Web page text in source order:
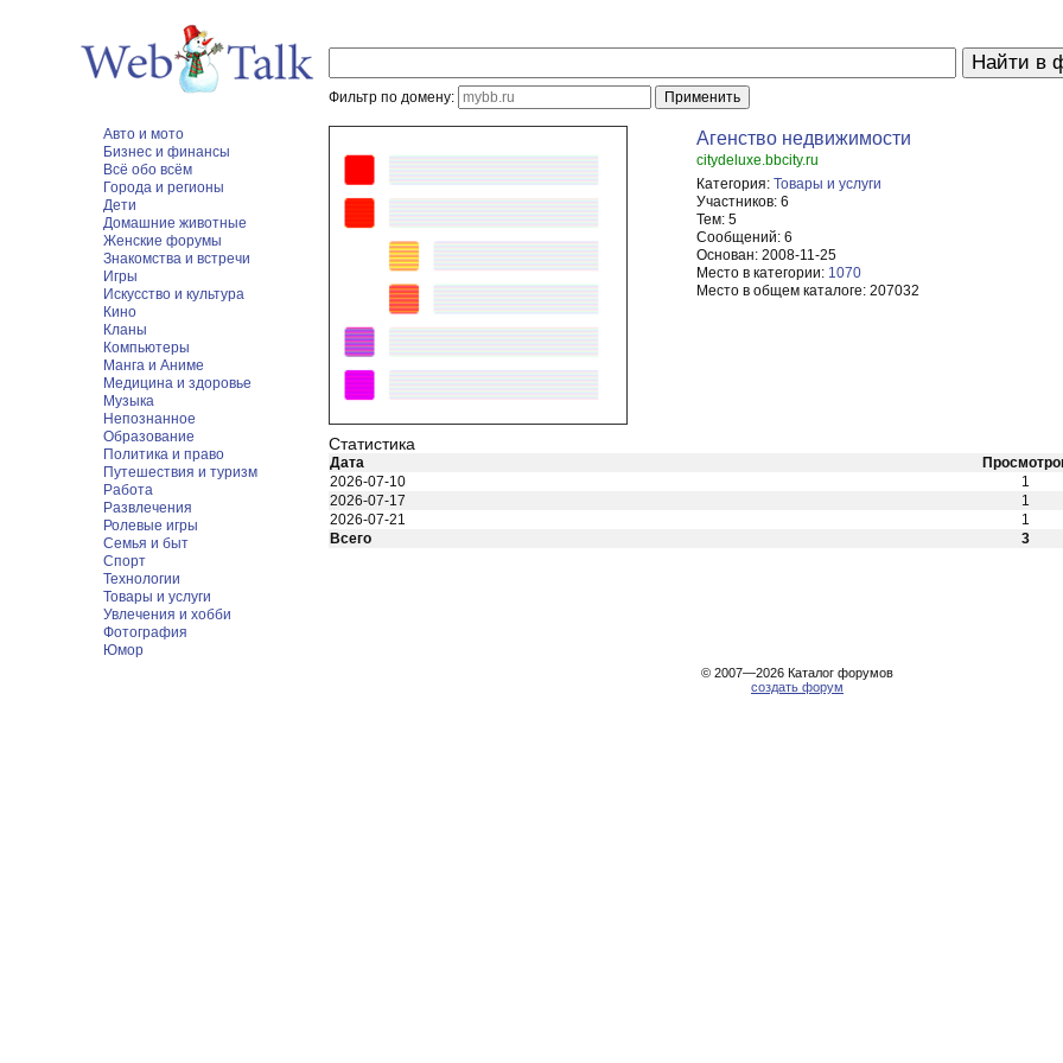
Фильтр по домену:
Авто и мото
Бизнес и финансы
Всё обо всём
Города и регионы
Дети
Домашние животные
Женские форумы
Знакомства и встречи
Игры
Искусство и культура
Кино
Кланы
Компьютеры
Манга и Аниме
Медицина и здоровье
Музыка
Непознанное
Образование
Политика и право
Путешествия и туризм
Работа
Развлечения
Ролевые игры
Семья и быт
Спорт
Технологии
Товары и услуги
Увлечения и хобби
Фотография
Юмор
Агенство недвижимости
citydeluxe.bbcity.ru
Категория: Товары и услуги
Участников: 6
Тем: 5
Сообщений: 6
Основан: 2008-11-25
Место в категории: 1070
Место в общем каталоге: 207032
Статистика
Дата
2026-07-10
1
2026-07-17
1
2026-07-21
1
Всего
3
© 2007—2026 Каталог форумов
создать форум